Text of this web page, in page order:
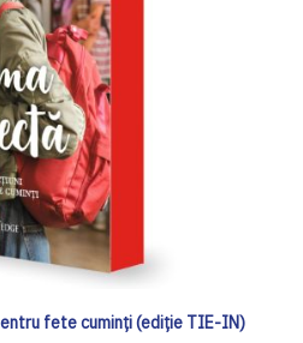
fete cuminți (ediție TIE-IN)